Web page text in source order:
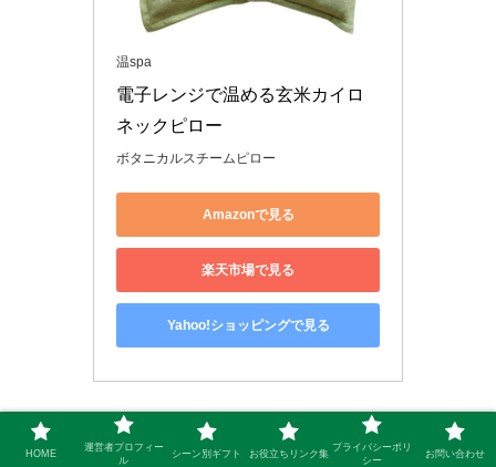
温spa
電子レンジで温める玄米カイロ
ネックピロー
ボタニカルスチームピロー
Amazonで見る
楽天市場で見る
Yahoo!ショッピングで見る
7. 足元を冷やしにくい足首ウォーマー
HOME
運営者プロフィー
ル
シーン別ギフト お役立ちリンク集
プライバシーポリ
シー
お問い合わせ